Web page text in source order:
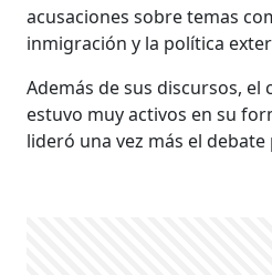
acusaciones sobre temas
inmigración y la política
Además de sus discursos, el
estuvo muy activos en su
lideró una vez más el